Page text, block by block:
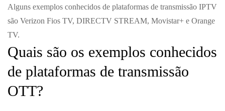
Alguns exemplos conhecidos de plataformas de transmissão IPTV
são Verizon Fios TV, DIRECTV STREAM, Movistar+ e Orange
TV.
Quais são os exemplos conhecidos
de plataformas de transmissão
OTT?